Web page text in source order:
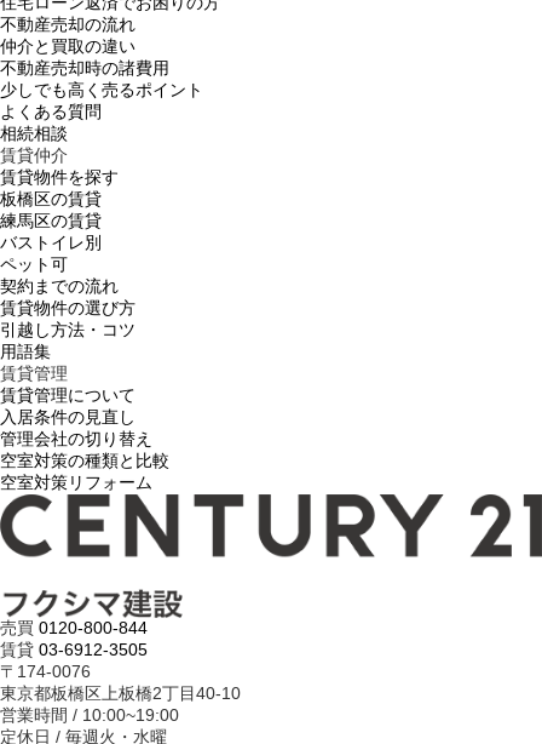
不動産売却の流れ
仲介と買取の違い
不動産売却時の諸費用
少しでも高く売るポイント
よくある質問
相続相談
賃貸仲介
賃貸物件を探す
板橋区の賃貸
練馬区の賃貸
バストイレ別
ペット可
契約までの流れ
賃貸物件の選び方
引越し方法・コツ
用語集
賃貸管理
賃貸管理について
入居条件の見直し
管理会社の切り替え
空室対策の種類と比較
空室対策リフォーム
売買 0120-800-844
賃貸 03-6912-3505
〒174-0076
東京都板橋区上板橋2丁目40-10
営業時間 / 10:00~19:00
定休日 / 毎週火・水曜